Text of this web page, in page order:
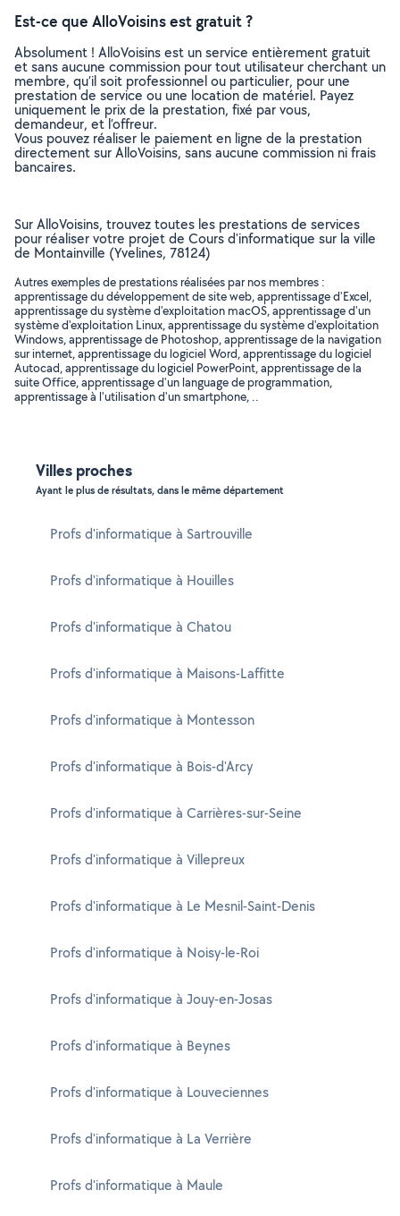
Est-ce que AlloVoisins est gratuit ?
Absolument ! AlloVoisins est un service entièrement gratuit
et sans aucune commission pour tout utilisateur cherchant un
membre, qu’il soit professionnel ou particulier, pour une
prestation de service ou une location de matériel. Payez
uniquement le prix de la prestation, fixé par vous,
demandeur, et l’offreur.
Vous pouvez réaliser le paiement en ligne de la prestation
directement sur AlloVoisins, sans aucune commission ni frais
bancaires.
Sur AlloVoisins, trouvez toutes les prestations de services
pour réaliser votre projet de Cours d'informatique sur la ville
de Montainville (Yvelines, 78124)
Autres exemples de prestations réalisées par nos membres :
apprentissage du développement de site web, apprentissage d'Excel,
apprentissage du système d'exploitation macOS, apprentissage d'un
système d'exploitation Linux, apprentissage du système d'exploitation
Windows, apprentissage de Photoshop, apprentissage de la navigation
sur internet, apprentissage du logiciel Word, apprentissage du logiciel
Autocad, apprentissage du logiciel PowerPoint, apprentissage de la
suite Office, apprentissage d'un language de programmation,
apprentissage à l'utilisation d'un smartphone, ..
Villes proches
Ayant le plus de résultats, dans le même département
Profs d'informatique à Sartrouville
Profs d'informatique à Houilles
Profs d'informatique à Chatou
Profs d'informatique à Maisons-Laffitte
Profs d'informatique à Montesson
Profs d'informatique à Bois-d'Arcy
Profs d'informatique à Carrières-sur-Seine
Profs d'informatique à Villepreux
Profs d'informatique à Le Mesnil-Saint-Denis
Profs d'informatique à Noisy-le-Roi
Profs d'informatique à Jouy-en-Josas
Profs d'informatique à Beynes
Profs d'informatique à Louveciennes
Profs d'informatique à La Verrière
Profs d'informatique à Maule